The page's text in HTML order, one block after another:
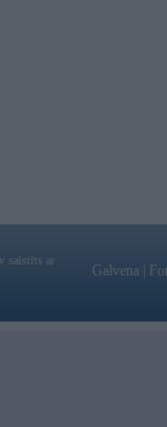
saistīts ar
Galvena